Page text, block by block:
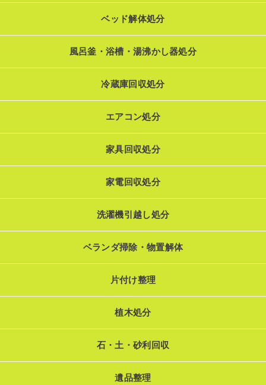
ベッド解体処分
風呂釜・浴槽・湯沸かし器処分
冷蔵庫回収処分
エアコン処分
家具回収処分
家電回収処分
洗濯機引越し処分
ベランダ掃除・物置解体
片付け整理
植木処分
石・土・砂利回収
遺品整理